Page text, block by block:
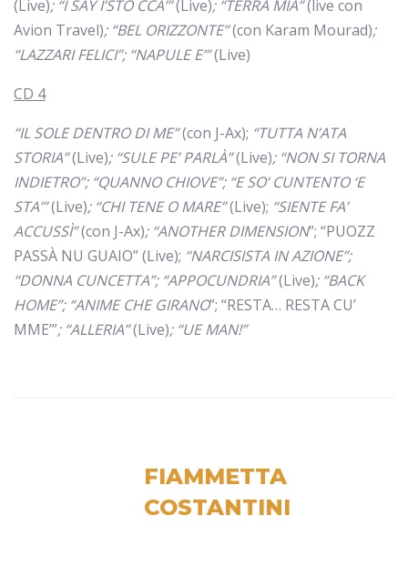
(Live); “I SAY I’STO CCA’”(Live); “TERRA MIA”(live con
Avion Travel); “BEL ORIZZONTE”(con Karam Mourad);
“LAZZARI FELICI”; “NAPULE E’”(Live)
CD 4
“IL SOLE DENTRO DI ME”(con J-Ax); “TUTTA N’ATA
STORIA”(Live); “SULE PE’ PARLÀ”(Live); “NON SI TORNA
INDIETRO”; “QUANNO CHIOVE”; “E SO’ CUNTENTO ‘E
STA’”(Live); “CHI TENE O MARE”(Live); “SIENTE FA’
ACCUSSÌ”(con J-Ax); “ANOTHER DIMENSION”; “PUOZZ
PASSÀ NU GUAIO” (Live); “NARCISISTA IN AZIONE”;
“DONNA CUNCETTA”; “APPOCUNDRIA”(Live); “BACK
HOME”; “ANIME CHE GIRANO”; “RESTA… RESTA CU’
MME’”; “ALLERIA”(Live); “UE MAN!”
FIAMMETTA
COSTANTINI